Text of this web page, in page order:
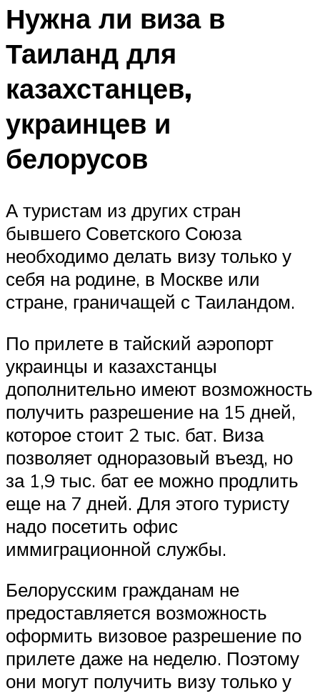
Нужна ли виза в
Таиланд для
казахстанцев,
украинцев и
белорусов
А туристам из других стран
бывшего Советского Союза
необходимо делать визу только у
себя на родине, в Москве или
стране, граничащей с Таиландом.
По прилете в тайский аэропорт
украинцы и казахстанцы
дополнительно имеют возможность
получить разрешение на 15 дней,
которое стоит 2 тыс. бат. Виза
позволяет одноразовый въезд, но
за 1,9 тыс. бат ее можно продлить
еще на 7 дней. Для этого туристу
надо посетить офис
иммиграционной службы.
Белорусским гражданам не
предоставляется возможность
оформить визовое разрешение по
прилете даже на неделю. Поэтому
они могут получить визу только у